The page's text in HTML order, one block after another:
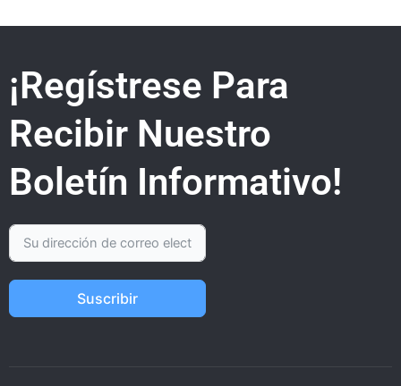
¡Regístrese Para
Recibir Nuestro
Boletín Informativo!
Suscribir